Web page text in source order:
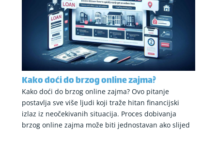
Kako doći do brzog online zajma?
Kako doći do brzog online zajma? Ovo pitanje
postavlja sve više ljudi koji traže hitan financijski
izlaz iz neočekivanih situacija. Proces dobivanja
brzog online zajma može biti jednostavan ako slijed